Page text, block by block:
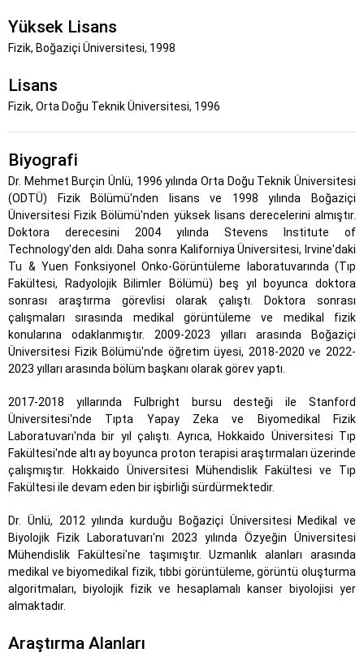
Yüksek Lisans
Fizik, Boğaziçi Üniversitesi, 1998
Lisans
Fizik, Orta Doğu Teknik Üniversitesi, 1996
Biyografi
Dr. Mehmet Burçin Ünlü, 1996 yılında Orta Doğu Teknik Üniversitesi
(ODTÜ) Fizik Bölümü'nden lisans ve 1998 yılında Boğaziçi
Üniversitesi Fizik Bölümü'nden yüksek lisans derecelerini almıştır.
Doktora derecesini 2004 yılında Stevens Institute of
Technology'den aldı. Daha sonra Kaliforniya Üniversitesi, Irvine'daki
Tu & Yuen Fonksiyonel Onko-Görüntüleme laboratuvarında (Tıp
Fakültesi, Radyolojik Bilimler Bölümü) beş yıl boyunca doktora
sonrası araştırma görevlisi olarak çalıştı. Doktora sonrası
çalışmaları sırasında medikal görüntüleme ve medikal fizik
konularına odaklanmıştır. 2009-2023 yılları arasında Boğaziçi
Üniversitesi Fizik Bölümü'nde öğretim üyesi, 2018-2020 ve 2022-
2023 yılları arasında bölüm başkanı olarak görev yaptı.
2017-2018 yıllarında Fulbright bursu desteği ile Stanford
Üniversitesi'nde Tıpta Yapay Zeka ve Biyomedikal Fizik
Laboratuvarı'nda bir yıl çalıştı. Ayrıca, Hokkaido Üniversitesi Tıp
Fakültesi'nde altı ay boyunca proton terapisi araştırmaları üzerinde
çalışmıştır. Hokkaido Üniversitesi Mühendislik Fakültesi ve Tıp
Fakültesi ile devam eden bir işbirliği sürdürmektedir.
Dr. Ünlü, 2012 yılında kurduğu Boğaziçi Üniversitesi Medikal ve
Biyolojik Fizik Laboratuvarı'nı 2023 yılında Özyeğin Üniversitesi
Mühendislik Fakültesi'ne taşımıştır. Uzmanlık alanları arasında
medikal ve biyomedikal fizik, tıbbi görüntüleme, görüntü oluşturma
algoritmaları, biyolojik fizik ve hesaplamalı kanser biyolojisi yer
almaktadır.
Araştırma Alanları